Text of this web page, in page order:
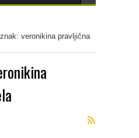
veronikina pravljična